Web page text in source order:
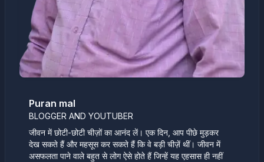
Puran mal
BLOGGER AND YOUTUBER
जीवन में छोटी-छोटी चीज़ों का आनंद लें। एक दिन, आप पीछे मुड़कर
देख सकते हैं और महसूस कर सकते हैं कि वे बड़ी चीज़ें थीं। जीवन में
असफलता पाने वाले बहुत से लोग ऐसे होते हैं जिन्हें यह एहसास ही नहीं